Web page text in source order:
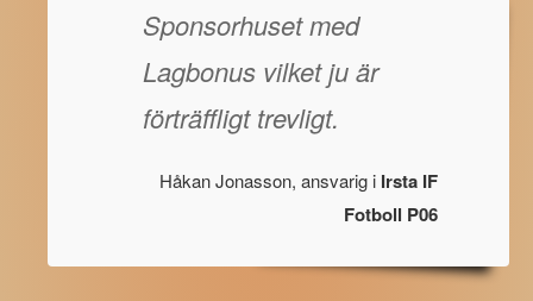
Sponsorhuset med
Lagbonus vilket ju är
förträffligt trevligt.
Håkan Jonasson, ansvarig i Irsta IF
Fotboll P06